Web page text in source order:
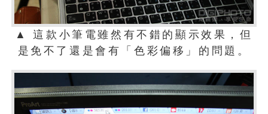
▲ 這款小筆電雖然有不錯的顯示效果，但
是免不了還是會有「色彩偏移」的問題。